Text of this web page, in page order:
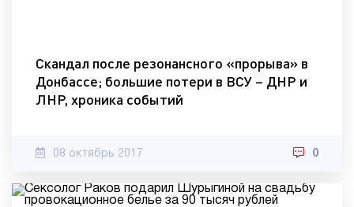
Скандал после резонансного «прорыва» в
Донбассе; большие потери в ВСУ – ДНР и
ЛНР, хроника событий
08 октябрь 2017 0